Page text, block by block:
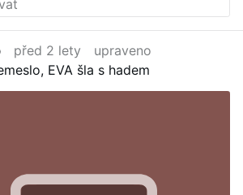
před 2 lety
upraveno
EVA šla s hadem